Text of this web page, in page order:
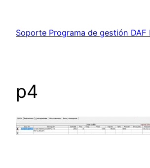
contenido
Soporte Programa de gestión DAF
p4